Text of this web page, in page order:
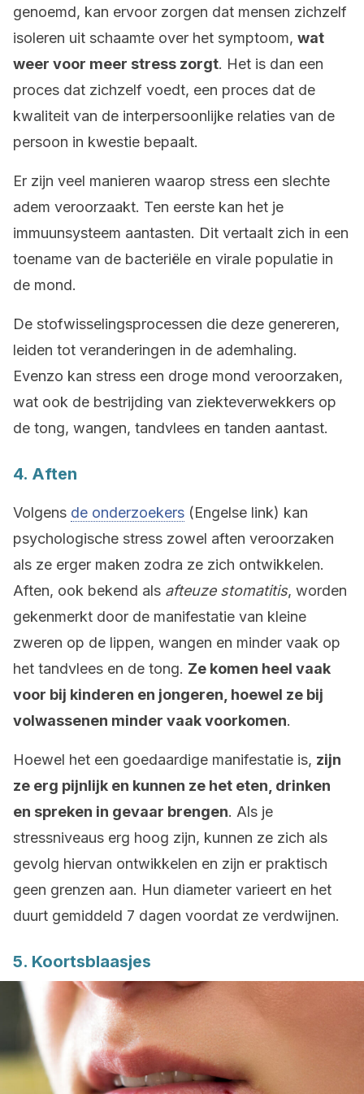
genoemd, kan ervoor zorgen dat mensen zichzelf
isoleren uit schaamte over het symptoom, wat
weer voor meer stress zorgt. Het is dan een
proces dat zichzelf voedt, een proces dat de
kwaliteit van de interpersoonlijke relaties van de
persoon in kwestie bepaalt.
Er zijn veel manieren waarop stress een slechte
adem veroorzaakt. Ten eerste kan het je
immuunsysteem aantasten. Dit vertaalt zich in een
toename van de bacteriële en virale populatie in
de mond.
De stofwisselingsprocessen die deze genereren,
leiden tot veranderingen in de ademhaling.
Evenzo kan stress een droge mond veroorzaken,
wat ook de bestrijding van ziekteverwekkers op
de tong, wangen, tandvlees en tanden aantast.
4. Aften
Volgens de onderzoekers (Engelse link) kan
psychologische stress zowel aften veroorzaken
als ze erger maken zodra ze zich ontwikkelen.
Aften, ook bekend als afteuze stomatitis, worden
gekenmerkt door de manifestatie van kleine
zweren op de lippen, wangen en minder vaak op
het tandvlees en de tong. Ze komen heel vaak
voor bij kinderen en jongeren, hoewel ze bij
volwassenen minder vaak voorkomen.
Hoewel het een goedaardige manifestatie is, zijn
ze erg pijnlijk en kunnen ze het eten, drinken
en spreken in gevaar brengen. Als je
stressniveaus erg hoog zijn, kunnen ze zich als
gevolg hiervan ontwikkelen en zijn er praktisch
geen grenzen aan. Hun diameter varieert en het
duurt gemiddeld 7 dagen voordat ze verdwijnen.
5. Koortsblaasjes